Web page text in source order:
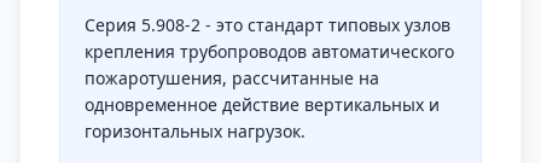
Серия 5.908-2 - это стандарт типовых узлов
крепления трубопроводов автоматического
пожаротушения, рассчитанные на
одновременное действие вертикальных и
горизонтальных нагрузок.